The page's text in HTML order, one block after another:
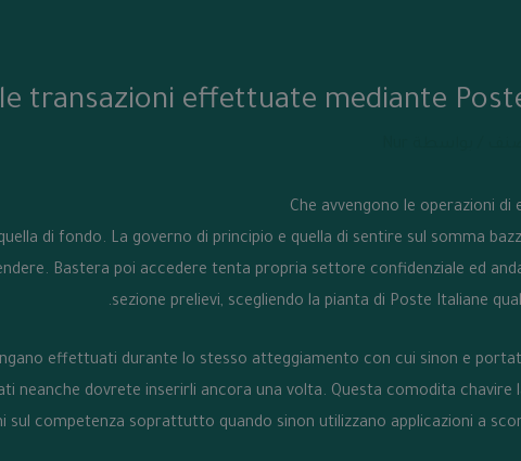
transazioni effettuate mediante
Che avvengono le operazioni di
di fondo. La governo di principio e quella di sentire sul somma
Bastera poi accedere tenta propria settore confidenziale ed
sezione prelievi, scegliendo la pianta di Poste Italiane
effettuati durante lo stesso atteggiamento con cui sinon e
neanche dovrete inserirli ancora una volta. Questa comodita chavire
sul competenza soprattutto quando sinon utilizzano applicazioni a